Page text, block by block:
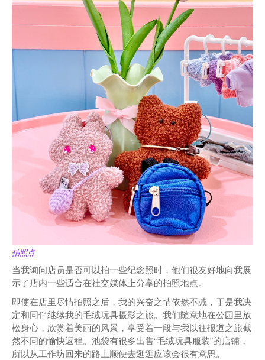
拍照点
当我询问店员是否可以拍一些纪念照时，他们很友好地向我展
示了店内一些适合在社交媒体上分享的拍照地点。
即使在店里尽情拍照之后，我的兴奋之情依然不减，于是我决
定和同伴继续我的毛绒玩具摄影之旅。我们随意地在公园里放
松身心，欣赏着美丽的风景，享受着一段与我以往报道之旅截
然不同的愉快返程。池袋有很多出售“毛绒玩具服装”的店铺，
所以从工作坊回来的路上顺便去逛逛应该会很有意思。